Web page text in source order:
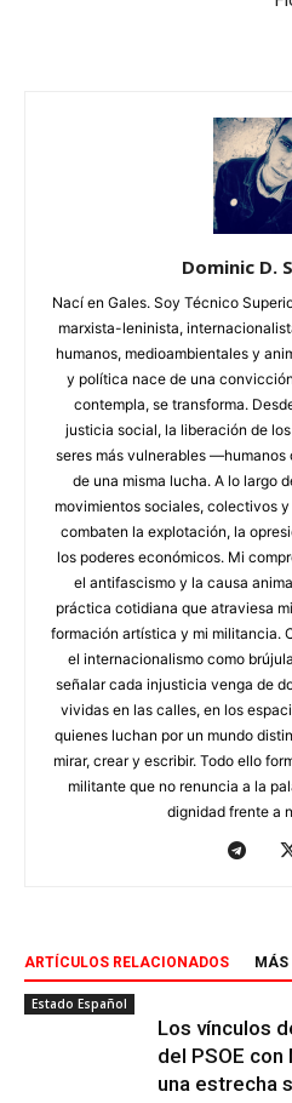
Dominic D.
Nací en Gales. Soy Técnico
marxista-leninista,
humanos, medioambientales y
y política nace de una
contempla, se transforma.
justicia social, la liberación de
seres más vulnerables
de una misma lucha. A lo largo
movimientos sociales, colectivos
combaten la explotación, la
los poderes económicos. Mi
el antifascismo y la causa
práctica cotidiana que atraviesa
formación artística y mi militancia.
el internacionalismo como
señalar cada injusticia venga de
vividas en las calles, en los
quienes luchan por un mundo
mirar, crear y escribir. Todo ello
militante que no renuncia a la
dignidad frente a
ARTÍCULOS RELACIONADOS MÁS
Estado Español
Los vínculos
del PSOE con
una estrecha